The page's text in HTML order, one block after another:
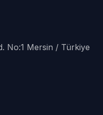
No:1 Mersin / Türkiye